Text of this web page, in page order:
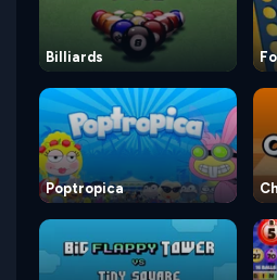
Billiards
Poptropica